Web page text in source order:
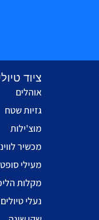
ציוד
אוהלים
גזיות שטח
מוצ'ילות
מכשיר
מעילי
מקלות
נעלי טיולים